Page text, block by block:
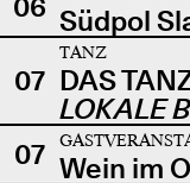
Südpol
07
TANZ
DAS
LOKALE
07 Wein im